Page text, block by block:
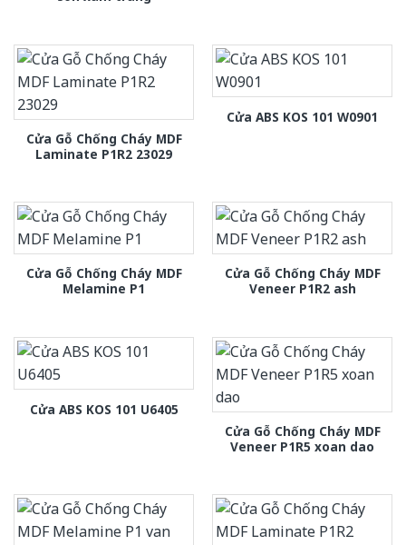
Cửa Gỗ Chống Cháy MDF
Laminate P1R2 23029
Cửa ABS KOS 101 W0901
Cửa Gỗ Chống Cháy MDF
Melamine P1
Cửa Gỗ Chống Cháy MDF
Veneer P1R2 ash
Cửa ABS KOS 101 U6405
Cửa Gỗ Chống Cháy MDF
Veneer P1R5 xoan dao